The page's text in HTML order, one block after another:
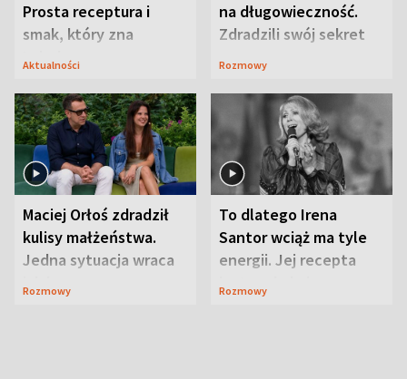
Prosta receptura i
smak, który zna
Lubelszczyzna
Aktualności
na długowieczność.
Zdradzili swój sekret
Rozmowy
Maciej Orłoś zdradził
kulisy małżeństwa.
Jedna sytuacja wraca
jak bumerang
Rozmowy
To dlatego Irena
Santor wciąż ma tyle
energii. Jej recepta
jest zaskakująco
Rozmowy